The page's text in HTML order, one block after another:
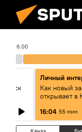
16:00
Личный
Как новый
открывает в
16:04 55 мин